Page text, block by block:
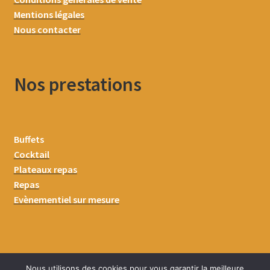
Mentions légales
Nous contacter
Nos prestations
Buffets
Cocktail
Plateaux repas
Repas
Evènementiel sur mesure